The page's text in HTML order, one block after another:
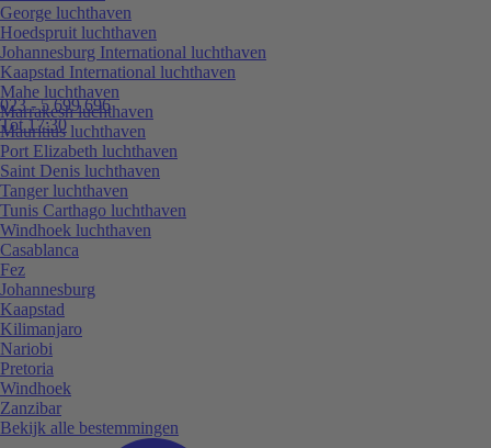
023 - 5 699 696
Tot 17:30
George luchthaven
Hoedspruit luchthaven
Johannesburg International luchthaven
Kaapstad International luchthaven
Mahe luchthaven
Marrakesh luchthaven
Mauritius luchthaven
Port Elizabeth luchthaven
Saint Denis luchthaven
Tanger luchthaven
Tunis Carthago luchthaven
Windhoek luchthaven
Casablanca
Fez
Johannesburg
Kaapstad
Kilimanjaro
Nariobi
Pretoria
Windhoek
Zanzibar
Bekijk alle bestemmingen